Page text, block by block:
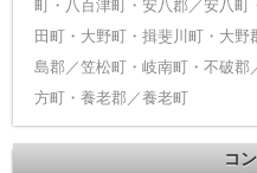
町・八百津町・安八郡／安八
田町・大野町・揖斐川町・大
島郡／笠松町・岐南町・不破
方町・養老郡／養老町
コ